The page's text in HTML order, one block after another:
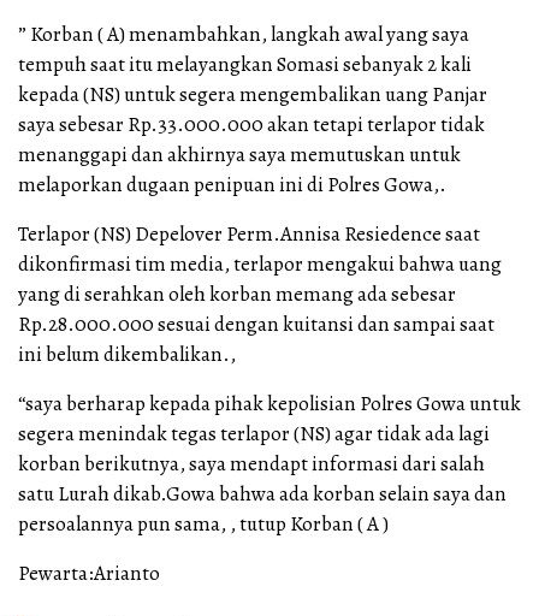
” Korban ( A) menambahkan, langkah awal yang saya
tempuh saat itu melayangkan Somasi sebanyak 2 kali
kepada (NS) untuk segera mengembalikan uang Panjar
saya sebesar Rp.33.000.000 akan tetapi terlapor tidak
menanggapi dan akhirnya saya memutuskan untuk
melaporkan dugaan penipuan ini di Polres Gowa,.
Terlapor (NS) Depelover Perm.Annisa Resiedence saat
dikonfirmasi tim media, terlapor mengakui bahwa uang
yang di serahkan oleh korban memang ada sebesar
Rp.28.000.000 sesuai dengan kuitansi dan sampai saat
ini belum dikembalikan.,
“saya berharap kepada pihak kepolisian Polres Gowa untuk
segera menindak tegas terlapor (NS) agar tidak ada lagi
korban berikutnya, saya mendapt informasi dari salah
satu Lurah dikab.Gowa bahwa ada korban selain saya dan
persoalannya pun sama, , tutup Korban ( A )
Pewarta:Arianto